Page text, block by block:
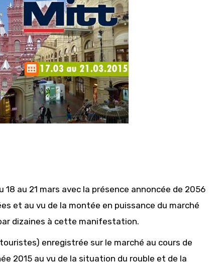
au 21 mars avec la présence annoncée de 2056
et au vu de la montée en puissance du marché
dizaines à cette manifestation.
enregistrée sur le marché au cours de
2015 au vu de la situation du rouble et de la